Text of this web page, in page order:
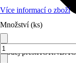
Prodej přes:
Více informací o zboží
Množství (ks)